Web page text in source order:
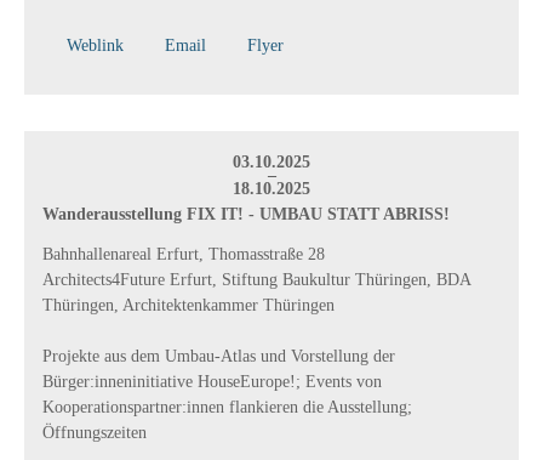
Weblink Email Flyer
03.10.2025
–
18.10.2025
Wanderausstellung FIX IT! - UMBAU STATT ABRISS!
Bahnhallenareal Erfurt, Thomasstraße 28
Architects4Future Erfurt, Stiftung Baukultur Thüringen, BDA
Thüringen, Architektenkammer Thüringen
Projekte aus dem Umbau-Atlas und Vorstellung der
Bürger:inneninitiative HouseEurope!; Events von
Kooperationspartner:innen flankieren die Ausstellung;
Öffnungszeiten